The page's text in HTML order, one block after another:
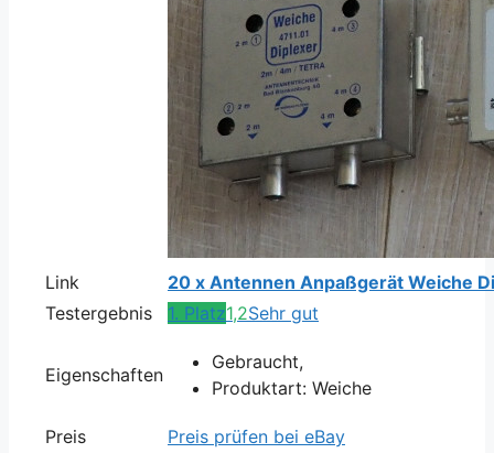
Link
20 x Antennen Anpaßgerät Weiche
Testergebnis
1. Platz1,2Sehr gut
Eigenschaften
Gebraucht,
Produktart: Weiche
Preis
Preis prüfen bei eBay